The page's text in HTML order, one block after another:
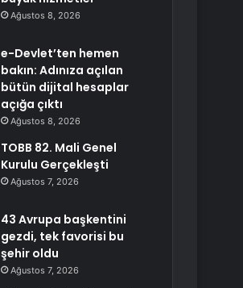
Ağustos 8, 2026
e-Devlet’ten hemen
bakın: Adınıza açılan
bütün dijital hesaplar
açığa çıktı
Ağustos 8, 2026
TOBB 82. Mali Genel
Kurulu Gerçekleşti
Ağustos 7, 2026
43 Avrupa başkentini
gezdi, tek favorisi bu
şehir oldu
Ağustos 7, 2026